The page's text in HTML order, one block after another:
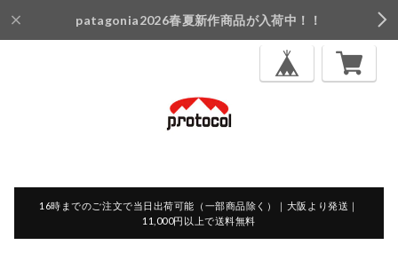
patagonia2026春夏新作商品が入荷中！！
16時までのご注文で当日出荷可能（一部商品除く）｜大阪より発送｜
11,000円以上で送料無料